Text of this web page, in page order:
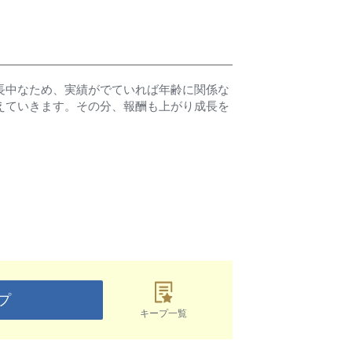
なため、実績がでていれば年齢に関係な
いきます。その分、報酬も上がり成長を
キープ一覧